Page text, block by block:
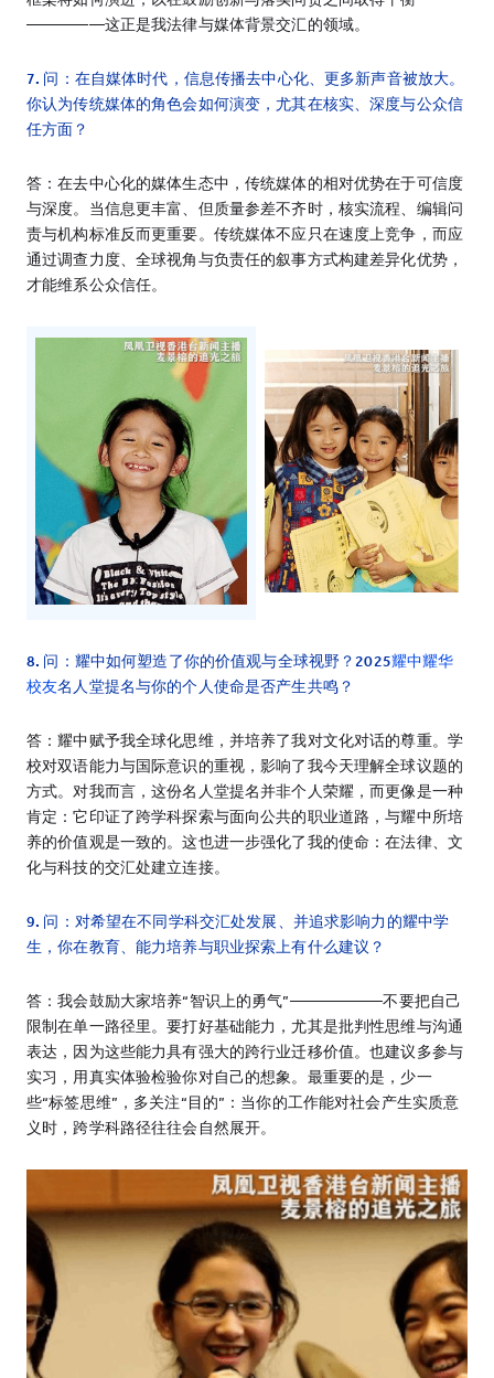
—————这正是我法律与媒体背景交汇的领域。
7. 问：在自媒体时代，信息传播去中心化、更多新声音被放大。
你认为传统媒体的角色会如何演变，尤其在核实、深度与公众信
任方面？
答：在去中心化的媒体生态中，传统媒体的相对优势在于可信度
与深度。当信息更丰富、但质量参差不齐时，核实流程、编辑问
责与机构标准反而更重要。传统媒体不应只在速度上竞争，而应
通过调查力度、全球视角与负责任的叙事方式构建差异化优势，
才能维系公众信任。
8. 问：耀中如何塑造了你的价值观与全球视野？2025耀中耀华
校友名人堂提名与你的个人使命是否产生共鸣？
答：耀中赋予我全球化思维，并培养了我对文化对话的尊重。学
校对双语能力与国际意识的重视，影响了我今天理解全球议题的
方式。对我而言，这份名人堂提名并非个人荣耀，而更像是一种
肯定：它印证了跨学科探索与面向公共的职业道路，与耀中所培
养的价值观是一致的。这也进一步强化了我的使命：在法律、文
化与科技的交汇处建立连接。
9. 问：对希望在不同学科交汇处发展、并追求影响力的耀中学
生，你在教育、能力培养与职业探索上有什么建议？
答：我会鼓励大家培养“智识上的勇气”——————不要把自己
限制在单一路径里。要打好基础能力，尤其是批判性思维与沟通
表达，因为这些能力具有强大的跨行业迁移价值。也建议多参与
实习，用真实体验检验你对自己的想象。最重要的是，少一
些“标签思维”，多关注“目的”：当你的工作能对社会产生实质意
义时，跨学科路径往往会自然展开。